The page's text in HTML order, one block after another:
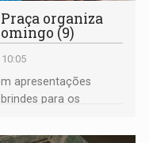
organiza
(9)
apresentações
para os
aos pais